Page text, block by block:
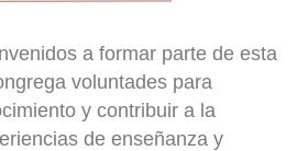
a formar parte de esta
voluntades para
y contribuir a la
de enseñanza y